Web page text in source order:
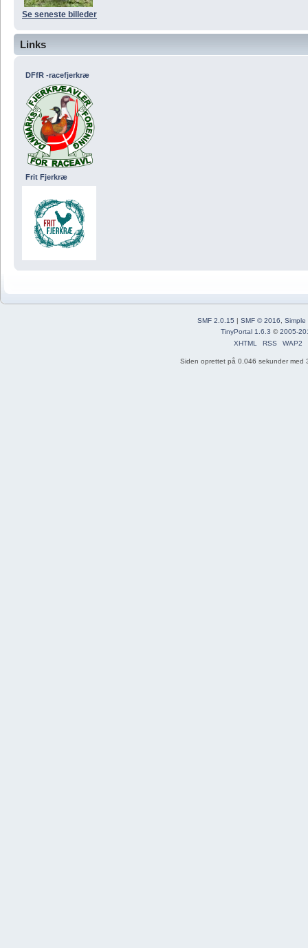
Se seneste billeder
Links
DFfR -racefjerkræ
Frit Fjerkræ
SMF 2.0.15 | SMF © 2016
Simple
TinyPortal 1.6.3 ©2005-
XHTML
RSS WAP2
Siden oprettet på 0.046 sekunder med